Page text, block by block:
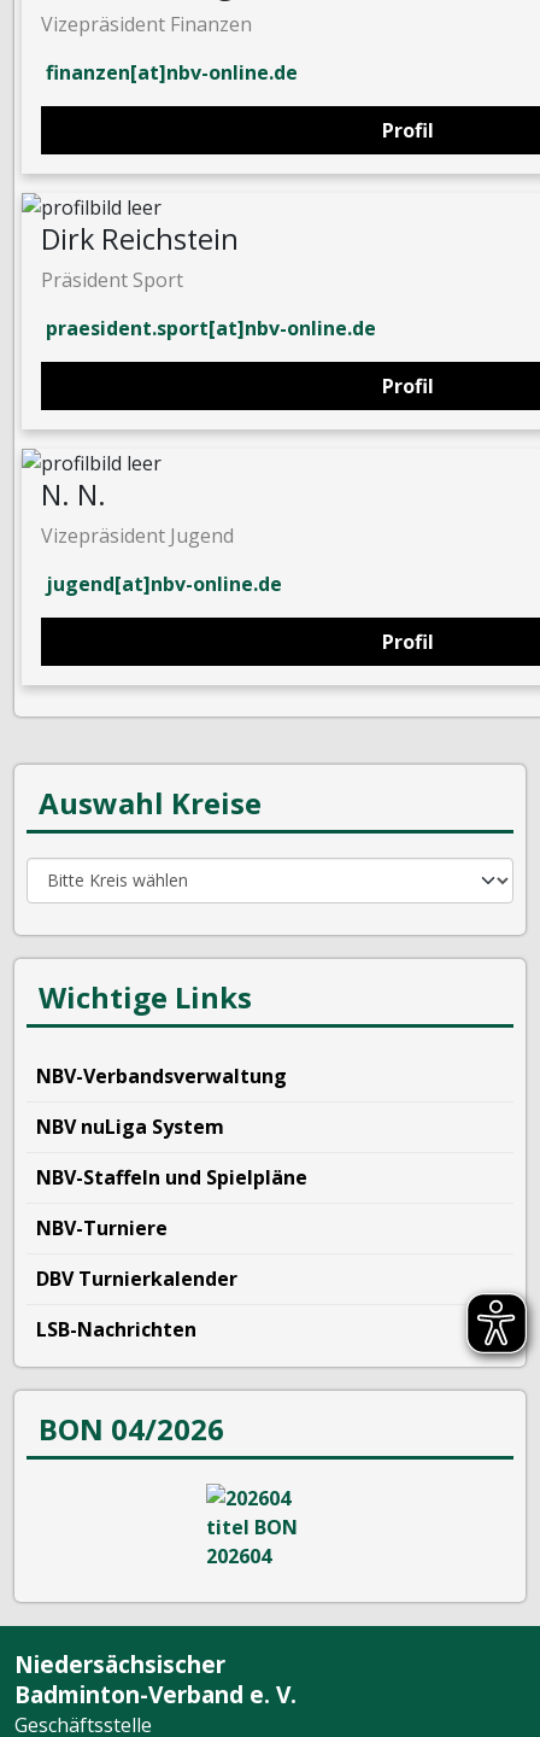
Vizepräsident Finanzen
finanzen[at]nbv-online.de
Profil
Dirk Reichstein
Präsident Sport
praesident.sport[at]nbv-online.de
Profil
N. N.
Vizepräsident Jugend
jugend[at]nbv-online.de
Profil
Auswahl Kreise
Wichtige Links
NBV-Verbandsverwaltung
NBV nuLiga System
NBV-Staffeln und Spielpläne
NBV-Turniere
DBV Turnierkalender
LSB-Nachrichten
BON 04/2026
Niedersächsischer
Badminton-Verband e. V.
Geschäftsstelle